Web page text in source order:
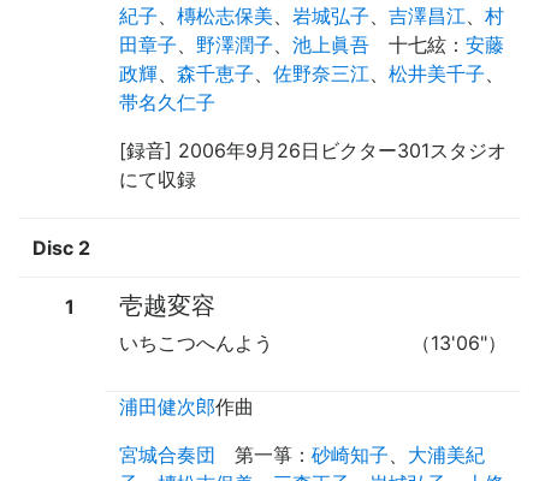
紀子
槫松志保美 岩城弘子 吉澤昌江
村
田章子
野澤潤子 池上眞吾 十七絃 ： 安藤
政輝
森千恵子 佐野奈三江 松井美千子
帯名久仁子
[録音] 2006年9月26日ビクター301スタジオ
にて収録
Disc 2
1 壱越変容
（13'06"）
いちこつへんよう
浦田健次郎作曲
宮城合奏団
第一箏 ： 砂崎知子
大浦美紀